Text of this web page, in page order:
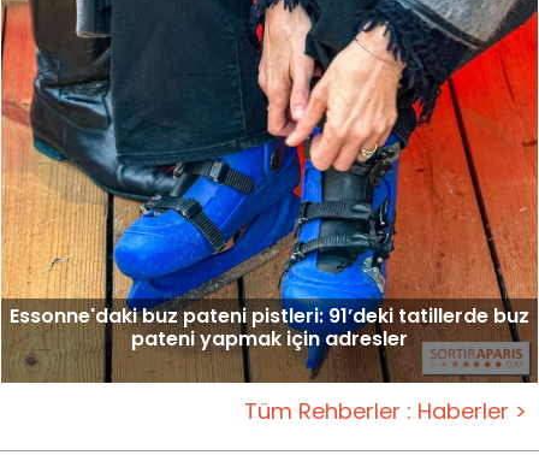
Essonne'daki buz pateni pistleri: 91’deki tatillerde buz
pateni yapmak için adresler
Tüm Rehberler : Haberler >